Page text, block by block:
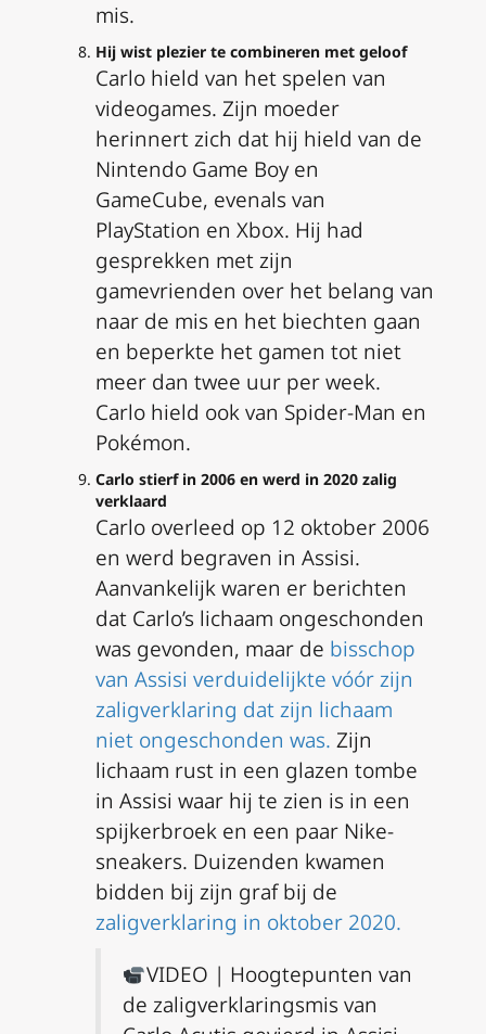
mis.
Hij wist plezier te combineren met geloof
Carlo hield van het spelen van
videogames. Zijn moeder
herinnert zich dat hij hield van de
Nintendo Game Boy en
GameCube, evenals van
PlayStation en Xbox. Hij had
gesprekken met zijn
gamevrienden over het belang van
naar de mis en het biechten gaan
en beperkte het gamen tot niet
meer dan twee uur per week.
Carlo hield ook van Spider-Man en
Pokémon.
Carlo stierf in 2006 en werd in 2020 zalig
verklaard
Carlo overleed op 12 oktober 2006
en werd begraven in Assisi.
Aanvankelijk waren er berichten
dat Carlo’s lichaam ongeschonden
was gevonden, maar de bisschop
van Assisi verduidelijkte vóór zijn
zaligverklaring dat zijn lichaam
niet ongeschonden was. Zijn
lichaam rust in een glazen tombe
in Assisi waar hij te zien is in een
spijkerbroek en een paar Nike-
sneakers. Duizenden kwamen
bidden bij zijn graf bij de
zaligverklaring in oktober 2020.
VIDEO | Hoogtepunten van
de zaligverklaringsmis van